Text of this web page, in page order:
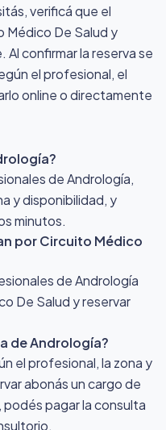
verificá que el
Médico De Salud y
confirmar la reserva se
el profesional, el
online o directamente
de Andrología,
y disponibilidad, y
minutos.
por Circuito Médico
de Andrología
De Salud y reservar
de Andrología?
el profesional, la zona y
abonás un cargo de
pagar la consulta